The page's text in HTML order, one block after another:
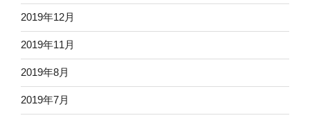
2019年12月
2019年11月
2019年8月
2019年7月